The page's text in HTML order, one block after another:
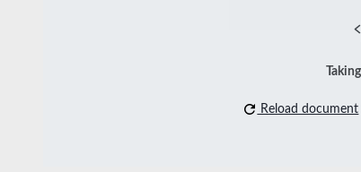
Reload document